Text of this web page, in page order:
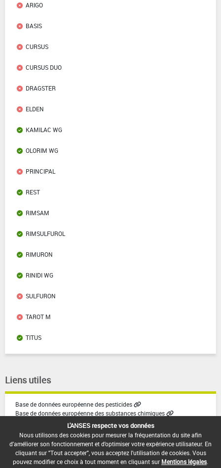
ARIGO
BASIS
CURSUS
CURSUS DUO
DRAGSTER
ELDEN
KAMILAC WG
OLORIM WG
PRINCIPAL
REST
RIMSAM
RIMSULFUROL
RIMURON
RINIDI WG
SULFURON
TAROT M
TITUS
Liens utiles
Base de données européenne des pesticides
Base de données européenne des substances chimiques
L'ANSES respecte vos données
Nous utilisons des cookies pour mesurer la fréquentation du site afin
d'améliorer son fonctionnement et d'optimiser votre expérience utilisateur. En
cliquant sur "Tout accepter", vous acceptez l'utilisation de cookies. Vous
pouvez modifier ce choix à tout moment en cliquant sur Mentions légales